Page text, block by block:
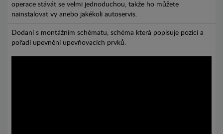
operace stávát se velmi jednoduchou, takže ho můžete
nainstalovat vy anebo jakékoli autoservis.
Dodaní s montážním schématu, schéma která popisuje pozici a
pořadí upevnění upevňovacích prvků.